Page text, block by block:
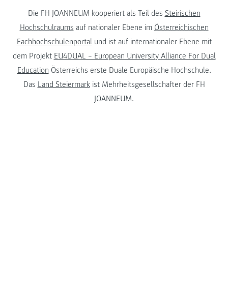
Die FH JOANNEUM kooperiert als Teil des Steirischen
Hochschulraums auf nationaler Ebene im Österreichischen
Fachhochschulenportalund ist auf internationaler Ebene mit
dem Projekt EU4DUAL – European University Alliance For Dual
Education Österreichs erste Duale Europäische Hochschule.
Das Land Steiermarkist Mehrheitsgesellschafter der FH
JOANNEUM.